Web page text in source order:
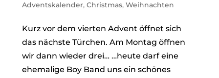
Adventskalender, Christmas, Weihnachten
Kurz vor dem vierten Advent öffnet sich
das nächste Türchen. Am Montag öffnen
wir dann wieder drei… …heute darf eine
ehemalige Boy Band uns ein schönes